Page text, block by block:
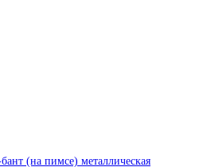
(на пимсе) металлическая